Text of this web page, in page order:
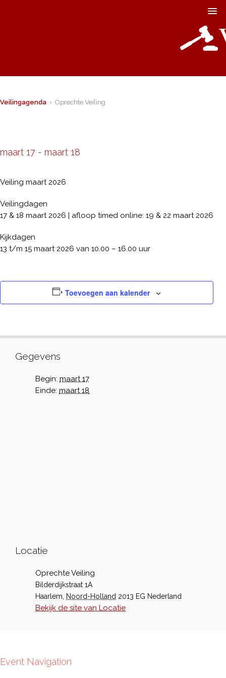
Veilingagenda › Oprechte Veiling
maart 17 - maart 18
Veiling maart 2026
Veilingdagen
17 & 18 maart 2026 | afloop timed online: 19 & 22 maart 2026
Kijkdagen
13 t/m 15 maart 2026 van 10.00 – 16.00 uur
Toevoegen aan kalender
Gegevens
Begin: maart 17
Einde: maart 18
Locatie
Oprechte Veiling
Bilderdijkstraat 1A
Haarlem
Noord-Holland 2013 EG Nederland
Bekijk de site van Locatie
Event Navigation